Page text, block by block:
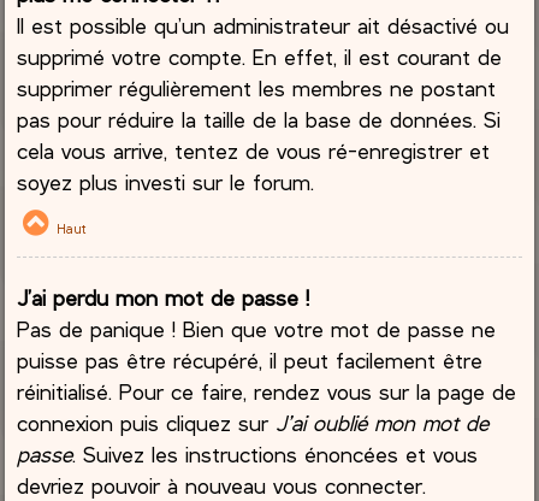
Il est possible qu’un administrateur ait désactivé ou
supprimé votre compte. En effet, il est courant de
supprimer régulièrement les membres ne postant
pas pour réduire la taille de la base de données. Si
cela vous arrive, tentez de vous ré-enregistrer et
soyez plus investi sur le forum.
Haut
J’ai perdu mon mot de passe !
Pas de panique ! Bien que votre mot de passe ne
puisse pas être récupéré, il peut facilement être
réinitialisé. Pour ce faire, rendez vous sur la page de
connexion puis cliquez sur J’ai oublié mon mot de
passe. Suivez les instructions énoncées et vous
devriez pouvoir à nouveau vous connecter.